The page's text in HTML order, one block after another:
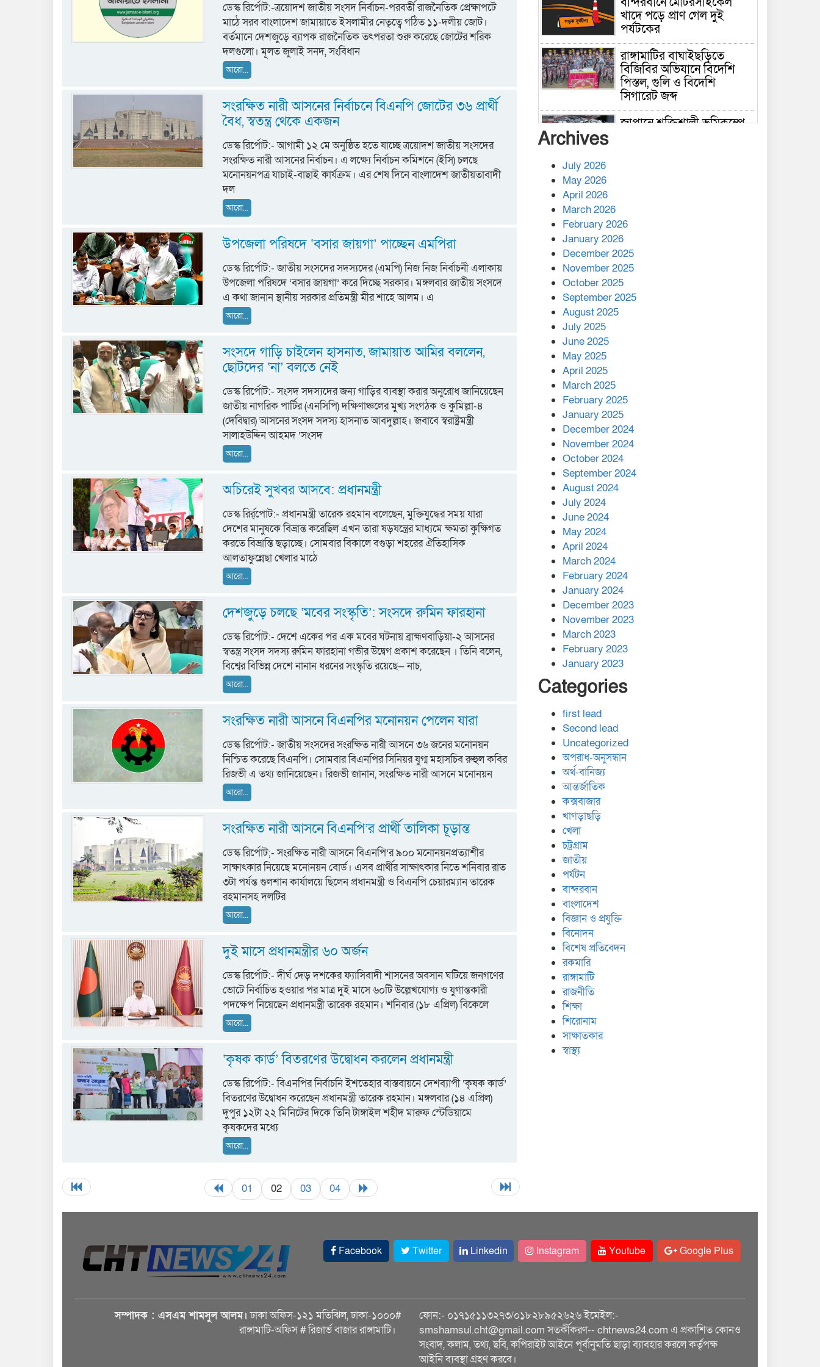
ডেস্ক রির্পোট:-ত্রয়োদশ জাতীয় সংসদ নির্বাচন-পরবর্তী রাজনৈতিক প্রেক্ষাপটে
মাঠে সরব বাংলাদেশ জামায়াতে ইসলামীর নেতৃত্বে গঠিত ১১-দলীয় জোট।
বর্তমানে দেশজুড়ে ব্যাপক রাজনৈতিক তৎপরতা শুরু করেছে জোটের শরিক
দলগুলো। মূলত জুলাই সনদ, সংবিধান
আরো...
সংরক্ষিত নারী আসনের নির্বাচনে বিএনপি জোটের ৩৬ প্রার্থী
বৈধ, স্বতন্ত্র থেকে একজন
ডেস্ক রির্পোট:- আগামী ১২ মে অনুষ্ঠিত হতে যাচ্ছে ত্রয়োদশ জাতীয় সংসদের
সংরক্ষিত নারী আসনের নির্বাচন। এ লক্ষ্যে নির্বাচন কমিশনে (ইসি) চলছে
মনোনয়নপত্র যাচাই-বাছাই কার্যক্রম। এর শেষ দিনে বাংলাদেশ জাতীয়তাবাদী
দল
আরো...
উপজেলা পরিষদে ‘বসার জায়গা’ পাচ্ছেন এমপিরা
ডেস্ক রির্পোট:- জাতীয় সংসদের সদস্যদের (এমপি) নিজ নিজ নির্বাচনী এলাকায়
উপজেলা পরিষদে ‘বসার জায়গা’ করে দিচ্ছে সরকার। মঙ্গলবার জাতীয় সংসদে
এ কথা জানান স্থানীয় সরকার প্রতিমন্ত্রী মীর শাহে আলম। এ
আরো...
সংসদে গাড়ি চাইলেন হাসনাত, জামায়াত আমির বললেন,
ছোটদের ‘না’ বলতে নেই
ডেস্ক রির্পোট:- সংসদ সদস্যদের জন্য গাড়ির ব্যবস্থা করার অনুরোধ জানিয়েছেন
জাতীয় নাগরিক পার্টির (এনসিপি) দক্ষিণাঞ্চলের মুখ্য সংগঠক ও কুমিল্লা-৪
(দেবিদ্বার) আসনের সংসদ সদস্য হাসনাত আবদুল্লাহ। জবাবে স্বরাষ্ট্রমন্ত্রী
সালাহউদ্দিন আহমদ ‘সংসদ
আরো...
অচিরেই সুখবর আসবে: প্রধানমন্ত্রী
ডেস্ক রির্র্পোট:- প্রধানমন্ত্রী তারেক রহমান বলেছেন, মুক্তিযুদ্ধের সময় যারা
দেশের মানুষকে বিভ্রান্ত করেছিল এখন তারা ষড়যন্ত্রের মাধ্যমে ক্ষমতা কুক্ষিগত
করতে বিভ্রান্তি ছড়াচ্ছে। সোমবার বিকালে বগুড়া শহরের ঐতিহাসিক
আলতাফুন্নেছা খেলার মাঠে
আরো...
দেশজুড়ে চলছে ‘মবের সংস্কৃতি’: সংসদে রুমিন ফারহানা
ডেস্ক রির্পোট:- দেশে একের পর এক মবের ঘটনায় ব্রাহ্মণবাড়িয়া-২ আসনের
স্বতন্ত্র সংসদ সদস্য রুমিন ফারহানা গভীর উদ্বেগ প্রকাশ করেছেন । তিনি বলেন,
বিশ্বের বিভিন্ন দেশে নানান ধরনের সংস্কৃতি রয়েছে— নাচ,
আরো...
সংরক্ষিত নারী আসনে বিএনপির মনোনয়ন পেলেন যারা
ডেস্ক রির্পোট:- জাতীয় সংসদের সংরক্ষিত নারী আসনে ৩৬ জনের মনোনয়ন
নিশ্চিত করেছে বিএনপি। সোমবার বিএনপির সিনিয়র যুগ্ম মহাসচিব রুহুল কবির
রিজভী এ তথ্য জানিয়েছেন। রিজভী জানান, সংরক্ষিত নারী আসনে মনোনয়ন
আরো...
সংরক্ষিত নারী আসনে বিএনপি’র প্রার্থী তালিকা চূড়ান্ত
ডেস্ক রির্পোট;- সংরক্ষিত নারী আসনে বিএনপি’র ৯০০ মনোনয়নপ্রত্যাশীর
সাক্ষাৎকার নিয়েছে মনোনয়ন বোর্ড। এসব প্রার্থীর সাক্ষাৎকার নিতে শনিবার রাত
৩টা পর্যন্ত গুলশান কার্যালয়ে ছিলেন প্রধানমন্ত্রী ও বিএনপি চেয়ারম্যান তারেক
রহমানসহ দলটির
আরো...
দুই মাসে প্রধানমন্ত্রীর ৬০ অর্জন
ডেস্ক রির্পোট:- দীর্ঘ দেড় দশকের ফ্যাসিবাদী শাসনের অবসান ঘটিয়ে জনগণের
ভোটে নির্বাচিত হওয়ার পর মাত্র দুই মাসে ৬০টি উল্লেখযোগ্য ও যুগান্তকারী
পদক্ষেপ নিয়েছেন প্রধানমন্ত্রী তারেক রহমান। শনিবার (১৮ এপ্রিল) বিকেলে
আরো...
‘কৃষক কার্ড’ বিতরণের উদ্বোধন করলেন প্রধানমন্ত্রী
ডেস্ক রির্পোট:- বিএনপির নির্বাচনি ইশতেহার বাস্তবায়নে দেশব্যাপী ‘কৃষক কার্ড’
বিতরণের উদ্বোধন করেছেন প্রধানমন্ত্রী তারেক রহমান। মঙ্গলবার (১৪ এপ্রিল)
দুপুর ১২টা ২২ মিনিটের দিকে তিনি টাঙ্গাইল শহীদ মারুফ স্টেডিয়ামে
কৃষকদের মধ্যে
আরো...
01 02 03 04
খাদে পড়ে প্রাণ গেল দুই
পর্যটকের
রাঙ্গামাটির বাঘাইছড়িতে
বিজিবির অভিযানে বিদেশি
পিস্তল, গুলি ও বিদেশি
সিগারেট জব্দ
জাপানে শক্তিশালী ভূমিকম্পে
কাপ্তাই প্রেস ক্লাবের সভাপতি
মাহফুজ, সম্পাদক রিপন মারমা
নির্বাচিত
মালয়েশিয়ার প্রধানমন্ত্রীকে চিঠি
দেয়ার পর ফোন তারেক
রহমানের,গ্যাস সঙ্কট
মোকাবিলায় সহায়তার আশ্বাস
এক বিলিয়ন ডলার বিনিয়োগ
হবে আনোয়ারায়
বান্দরবানে বন্যায় ক্ষতিগ্রস্তদের
মাঝে সহায়তা দিলেন সাচিং প্রু
জেরী
Archives
July 2026
May 2026
April 2026
March 2026
February 2026
January 2026
December 2025
November 2025
October 2025
September 2025
August 2025
July 2025
June 2025
May 2025
April 2025
March 2025
February 2025
January 2025
December 2024
November 2024
October 2024
September 2024
August 2024
July 2024
June 2024
May 2024
April 2024
March 2024
February 2024
January 2024
December 2023
November 2023
March 2023
February 2023
January 2023
Categories
first lead
Second lead
Uncategorized
অপরাধ-অনুসন্ধান
অর্থ-বানিজ্য
আন্তর্জাতিক
কক্সবাজার
খাগড়াছড়ি
খেলা
চট্রগ্রাম
জাতীয়
পর্যটন
বান্দরবান
বাংলাদেশ
বিজ্ঞান ও প্রযুক্তি
বিনোদন
বিশেষ প্রতিবেদন
রকমারি
রাঙ্গামাটি
রাজনীতি
শিক্ষা
শিরোনাম
সাক্ষাতকার
স্বাস্থ্য
Facebook Twitter Linkedin Instagram Youtube Google Plus
সম্পাদক : এসএম শামসুল আলম। ঢাকা অফিস-১২১ মতিঝিল, ঢাকা-১০০০#
রাঙ্গামাটি-অফিস # রিজার্ভ বাজার রাঙ্গামাটি।
ফোন:- ০১৭১৫১১৩২৭৩/০১৮২৮৯৫২৬২৬ ইমেইল:-
smshamsul.cht@gmail.com সতর্কীকরণ-- chtnews24.com এ প্রকাশিত কোনও
সংবাদ, কলাম, তথ্য, ছবি, কপিরাইট আইনে পূর্বানুমতি ছাড়া ব্যাবহার করলে কর্তৃপক্ষ
আইনি ব্যবস্থা গ্রহণ করবে।